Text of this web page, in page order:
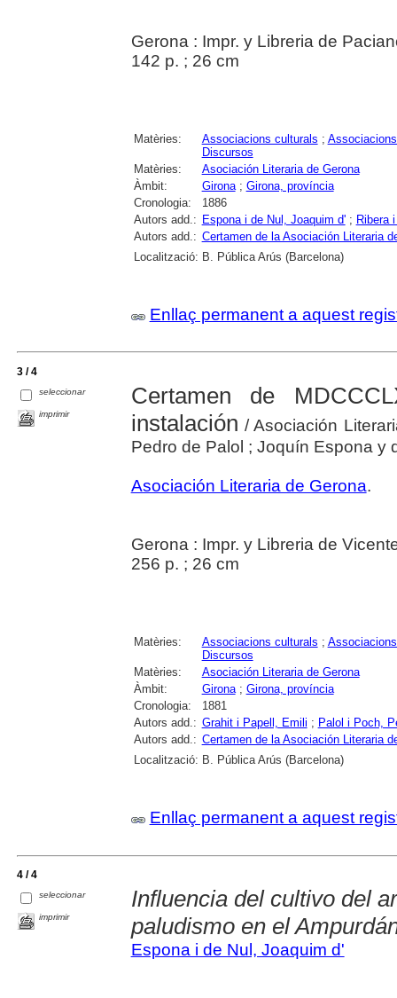
Gerona : Impr. y Libreria de
142 p. ; 26 cm
Matèries: Associacions culturals ;
Discursos
Matèries:
Asociación Literaria de Gerona
Àmbit:
Girona; Girona, província
Cronologia:
1886
Autors add.: Espona i de Nul, Joaquim d'; Ribera
Autors add.: Certamen de la Asociación Literaria
Localització: B. Pública Arús (Barcelona)
Enllaç permanent a aquest
3 / 4
seleccionar
imprimir
Certamen de
instalación / Asociación
Pedro de Palol ; Joquín Espona y
Asociación Literaria de Gerona.
Gerona : Impr. y Libreria de
256 p. ; 26 cm
Matèries: Associacions culturals ;
Discursos
Matèries:
Asociación Literaria de Gerona
Àmbit:
Girona; Girona, província
Cronologia:
1881
Autors add.: Grahit i Papell, Emili ; Palol i Poch,
Autors add.: Certamen de la Asociación Literaria
Localització: B. Pública Arús (Barcelona)
Enllaç permanent a aquest
4 / 4
seleccionar
imprimir
Influencia del cultivo del
paludismo en el
Espona i de Nul, Joaquim d'